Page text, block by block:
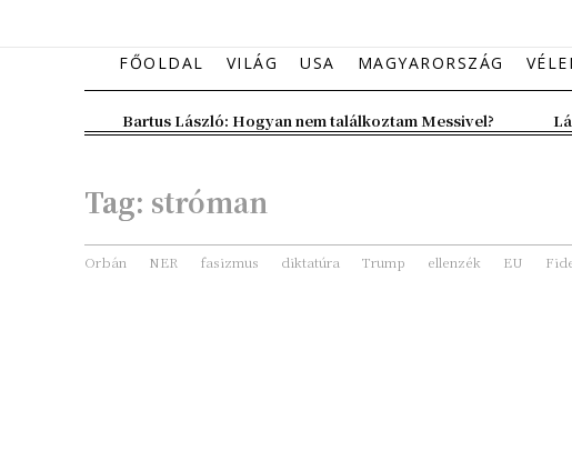
FŐOLDAL VILÁG USA MAGYARORSZÁG
Bartus László: Hogyan nem találkoztam Messivel?
Tag: stróman
Orbán NER fasizmus diktatúra Trump ellenzék EU